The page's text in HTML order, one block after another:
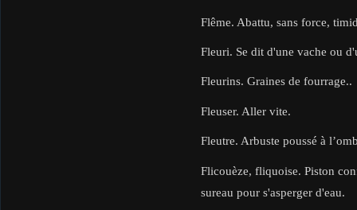
Flême. Abattu, sans force,
Fleuri. Se dit d'une vache ou
Fleurins. Graines de fourrage..
Fleuser. Aller vite.
Fleutre. Arbuste poussé à
Flicouèze, fliquoise. Piston
sureau pour s'asperger d'eau.